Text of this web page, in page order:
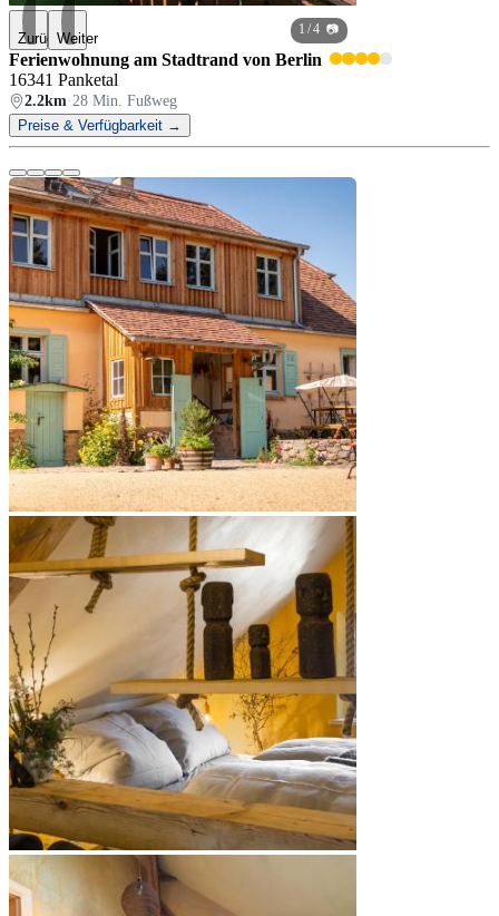
ZurückWeiter
1 / 4 📷
Ferienwohnung am Stadtrand von Berlin
16341 Panketal
2.2km·28 Min. Fußweg
Preise & Verfügbarkeit →